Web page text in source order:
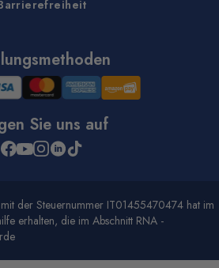
Sie uns auf
der Steuernummer IT01455470474 hat im
erhalten, die im Abschnitt RNA -